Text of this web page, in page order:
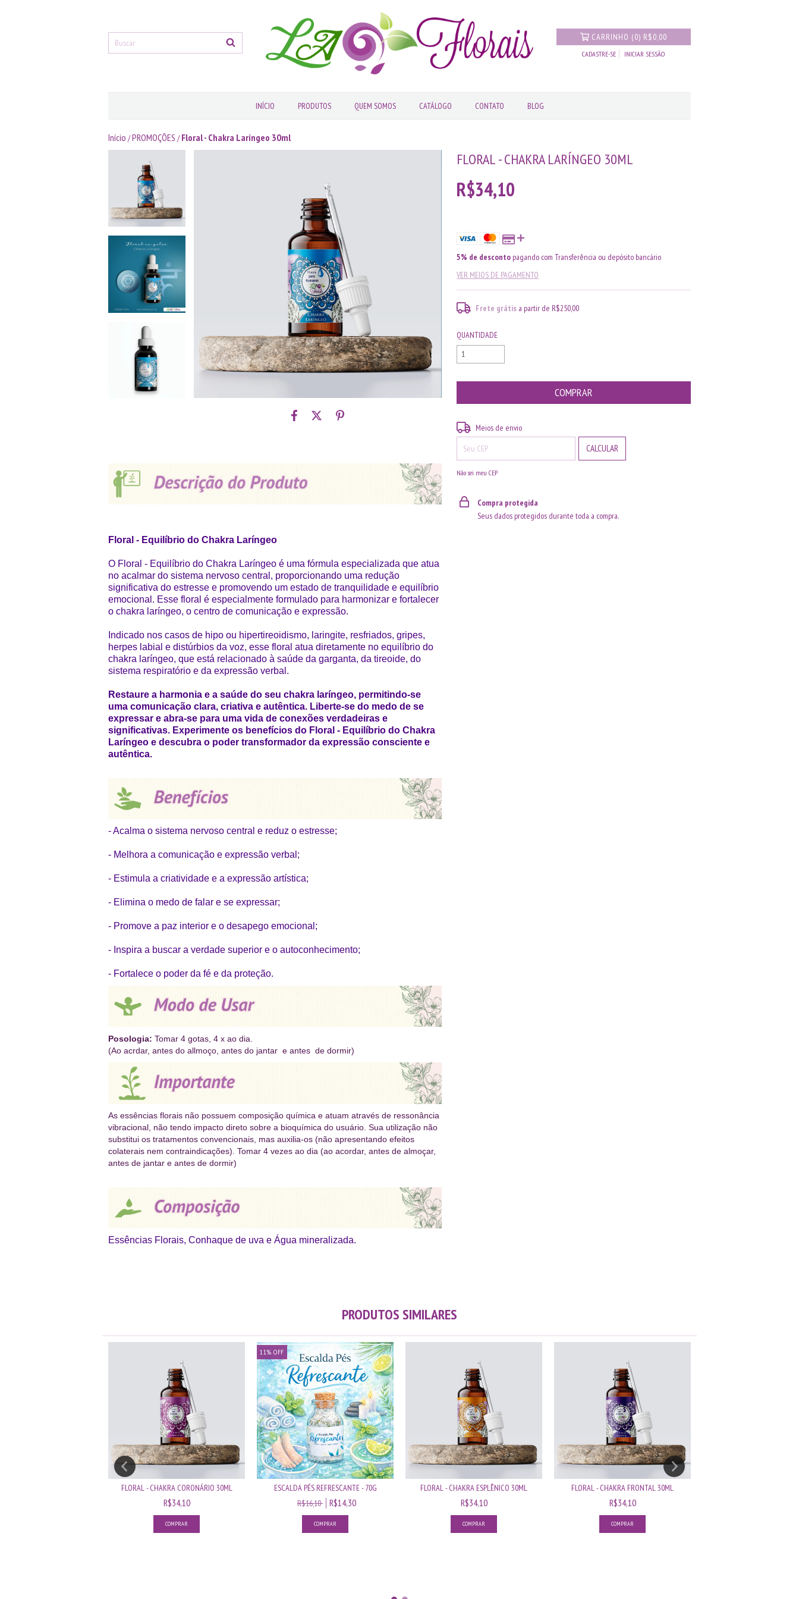
CARRINHO (0) R$0,00
CADASTRE-SE INICIAR SESSÃO
INÍCIO PRODUTOS QUEM SOMOS CATÁLOGO CONTATO BLOG
Início /PROMOÇÕES / Floral - Chakra Laríngeo 30ml
Floral - Equilíbrio do Chakra Laríngeo
O Floral - Equilíbrio do Chakra Laríngeo é uma fórmula especializada que atua
no acalmar do sistema nervoso central, proporcionando uma redução
significativa do estresse e promovendo um estado de tranquilidade e equilíbrio
emocional. Esse floral é especialmente formulado para harmonizar e fortalecer
o chakra laríngeo, o centro de comunicação e expressão.
Indicado nos casos de hipo ou hipertireoidismo, laringite, resfriados, gripes,
herpes labial e distúrbios da voz, esse floral atua diretamente no equilíbrio do
chakra laríngeo, que está relacionado à saúde da garganta, da tireoide, do
sistema respiratório e da expressão verbal.
Restaure a harmonia e a saúde do seu chakra laríngeo, permitindo-se
uma comunicação clara, criativa e autêntica. Liberte-se do medo de se
expressar e abra-se para uma vida de conexões verdadeiras e
significativas. Experimente os benefícios do Floral - Equilíbrio do Chakra
Laríngeo e descubra o poder transformador da expressão consciente e
autêntica.
- Acalma o sistema nervoso central e reduz o estresse;
- Melhora a comunicação e expressão verbal;
- Estimula a criatividade e a expressão artística;
- Elimina o medo de falar e se expressar;
- Promove a paz interior e o desapego emocional;
- Inspira a buscar a verdade superior e o autoconhecimento;
- Fortalece o poder da fé e da proteção.
Posologia: Tomar 4 gotas, 4 x ao dia.
(Ao acrdar, antes do allmoço, antes do jantar e antes de dormir)
As essências florais não possuem composição química e atuam através de ressonância
vibracional, não tendo impacto direto sobre a bioquímica do usuário. Sua utilização não
substitui os tratamentos convencionais, mas auxilia-os (não apresentando efeitos
colaterais nem contraindicações). Tomar 4 vezes ao dia (ao acordar, antes de almoçar,
antes de jantar e antes de dormir)
Essências Florais, Conhaque de uva e Água mineralizada.
FLORAL - CHAKRA LARÍNGEO 30ML
R$34,10
5% de desconto pagando com Transferência ou depósito bancário
VER MEIOS DE PAGAMENTO
Frete grátis a partir de R$250,00
QUANTIDADE
Entregas para o CEP:
Meios de envio
CALCULAR
Não sei meu CEP
Compra protegida
Seus dados protegidos durante toda a compra.
PRODUTOS SIMILARES
FLORAL - CHAKRA CORONÁRIO 30ML
R$34,10
11 % OFF
ESCALDA PÉS REFRESCANTE - 70G
R$16,10
R$14,30
FLORAL - CHAKRA ESPLÊNICO 30ML
R$34,10
FLORAL - CHAKRA FRONTAL 30ML
R$34,10